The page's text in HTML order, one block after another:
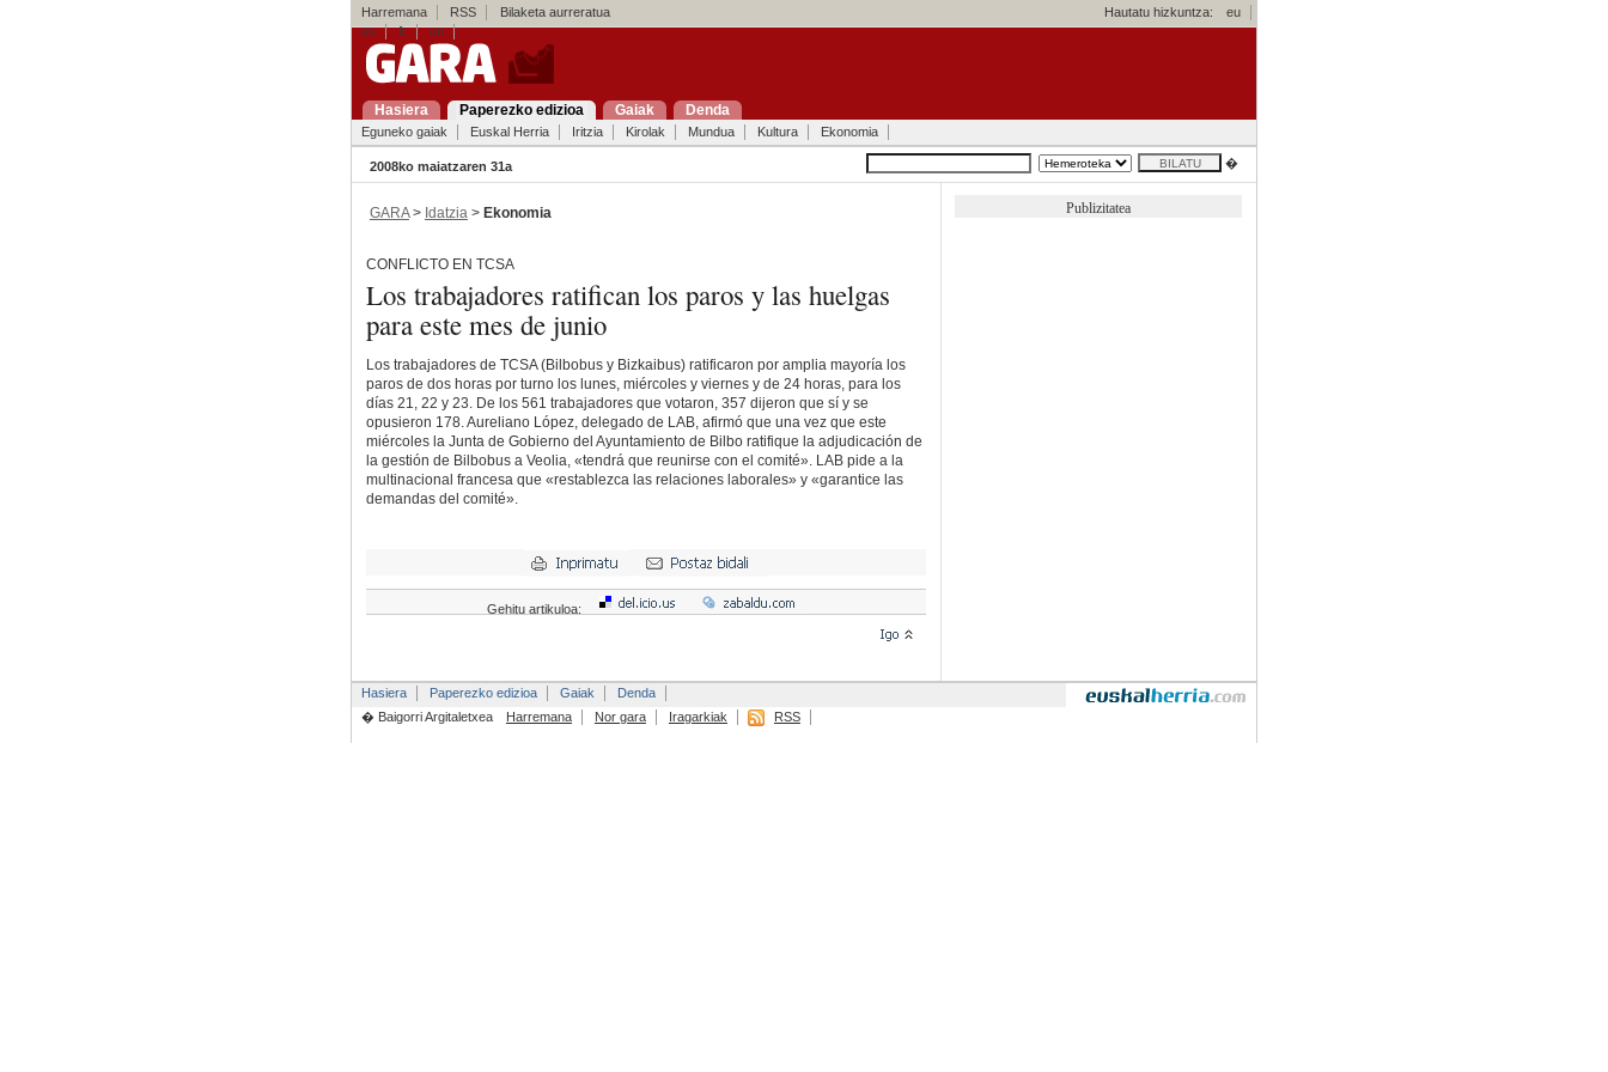
Harremana RSS Bilaketa aurreratua Hautatu hizkuntza:
eu
es
fr en
Hasiera Paperezko edizioa Gaiak Denda
Eguneko gaiak Euskal Herria Iritzia Kirolak Mundua Kultura Ekonomia
2008ko maiatzaren 31a �
GARA> Idatzia > Ekonomia
CONFLICTO EN TCSA
Los trabajadores ratifican los paros y las huelgas
para este mes de junio
Los trabajadores de TCSA (Bilbobus y Bizkaibus) ratificaron por amplia mayoría los
paros de dos horas por turno los lunes, miércoles y viernes y de 24 horas, para los
días 21, 22 y 23. De los 561 trabajadores que votaron, 357 dijeron que sí y se
opusieron 178. Aureliano López, delegado de LAB, afirmó que una vez que este
miércoles la Junta de Gobierno del Ayuntamiento de Bilbo ratifique la adjudicación de
la gestión de Bilbobus a Veolia, «tendrá que reunirse con el comité». LAB pide a la
multinacional francesa que «restablezca las relaciones laborales» y «garantice las
demandas del comité».
Gehitu artikuloa:
Publizitatea
Hasiera Paperezko edizioa Gaiak
Denda
� Baigorri Argitaletxea
Harremana Nor gara Iragarkiak RSS